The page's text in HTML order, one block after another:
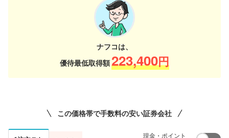
ナフコは、
優待最低取得額223,400円
この価格帯で手数料の安い証券会社
現金・ポイント